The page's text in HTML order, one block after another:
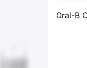
Oral-B